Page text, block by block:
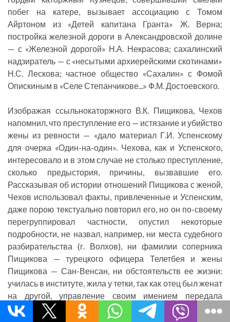
побег на катере, вызывает ассоциацию с Томом
Айртоном из «Детей капитана Гранта» Ж. Верна;
постройка железной дороги в Александровской долине
— с «Железной дорогой» Н.А. Некрасова; сахалинский
надзиратель — с «несытыми архиерейскими скотинами»
Н.С. Лескова; частное общество «Сахалин» с Фомой
Опискиным в «Селе Степанчикове...» Ф.М. Достоевского.
Изображая ссыльнокаторжного В.К. Пищикова, Чехов
напомнил, что преступление его — истязание и убийство
жены из ревности — «дало материал Г.И. Успенскому
для очерка «Один-на-один». Чехова, как и Успенского,
интересовало и в этом случае не столько преступление,
сколько предыстория, причины, вызвавшие его.
Рассказывая об истории отношений Пищикова с женой,
Чехов использовал факты, привлеченные и Успенским,
даже порою текстуально повторил его, но он по-своему
перегруппировал частности, опустил некоторые
подробности, не назвал, например, ни места судебного
разбирательства (г. Волхов), ни фамилии соперника
Пищикова — турецкого офицера Телетбея и жены
Пищикова — Сан-Венсан, ни обстоятельств ее жизни:
училась в институте, жила у тетки, так как отец был женат
на другой, управление своим имением передала
Пищикову. Дополнения Чехова: портрет Пищикова,